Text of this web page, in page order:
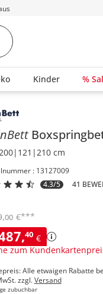
Kinder %
der Seitenleiste
cm
: 13127009
4.3/5
41
,40 €
zum
,00 €***
Alle etwaigen Rabatte
zzgl.Versand
zubuchbar